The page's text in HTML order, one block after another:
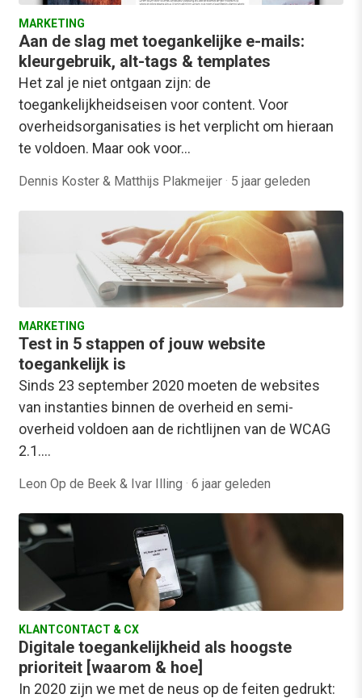
MARKETING
Aan de slag met toegankelijke e-mails:
kleurgebruik, alt-tags & templates
Het zal je niet ontgaan zijn: de
toegankelijkheidseisen voor content. Voor
overheidsorganisaties is het verplicht om hieraan
te voldoen. Maar ook voor…
Dennis Koster & Matthijs Plakmeijer · 5 jaar geleden
MARKETING
Test in 5 stappen of jouw website
toegankelijk is
Sinds 23 september 2020 moeten de websites
van instanties binnen de overheid en semi-
overheid voldoen aan de richtlijnen van de WCAG
2.1.…
Leon Op de Beek & Ivar Illing · 6 jaar geleden
KLANTCONTACT & CX
Digitale toegankelijkheid als hoogste
prioriteit [waarom & hoe]
In 2020 zijn we met de neus op de feiten gedrukt: